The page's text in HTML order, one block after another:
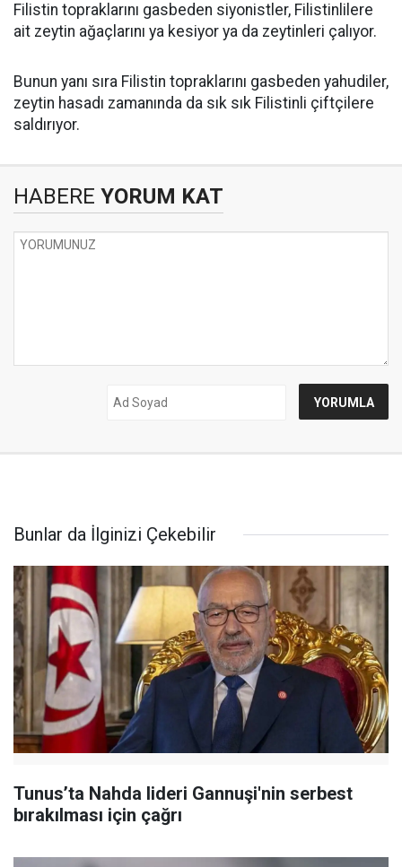
Filistin topraklarını gasbeden siyonistler, Filistinlilere
ait zeytin ağaçlarını ya kesiyor ya da zeytinleri çalıyor.
Bunun yanı sıra Filistin topraklarını gasbeden yahudiler,
zeytin hasadı zamanında da sık sık Filistinli çiftçilere
saldırıyor.
HABERE YORUM KAT
Bunlar da İlginizi Çekebilir
Tunus’ta Nahda lideri Gannuşi'nin serbest
bırakılması için çağrı